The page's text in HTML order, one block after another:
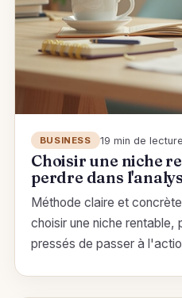
BUSINESS 19 min de lecture
Choisir une niche
perdre dans
Méthode claire et
choisir une niche rentable,
pressés de passer à